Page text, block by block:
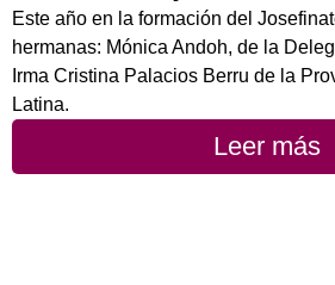
Este año en la formación del
hermanas: Mónica Andoh, de la
Irma Cristina Palacios Berru de la
Latina.
Leer más